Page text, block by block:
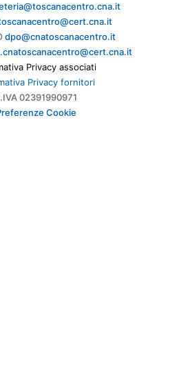
dpo@cnatoscanacentro.it
Privacy associati
Privacy fornitori
02391990971
Cookie